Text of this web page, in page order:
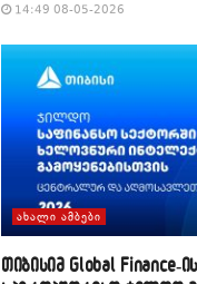
14:49 08-05-2026
ᲐᲮᲐᲚᲘ ᲐᲛᲑᲔᲑᲘ
თიბისიმ Global Finance-